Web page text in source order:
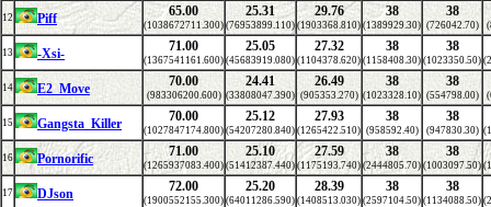
12 Piff 65.00
(1038672711.300)
25.31
(76953899.110)
29.76
(1903368.810)
38
(1389929.30)
38
(726042.70)
13 -Xsi- 71.00
(1367541161.600)
25.05
(45683919.080)
27.32
(1104378.620)
38
(1158408.30)
38
(1023350.50)
14 E2_Move 70.00
(983306200.600)
24.41
(33808047.390)
26.49
(905353.270)
38
(1023328.10)
38
(554798.00)
15 Gangsta_Killer 70.00
(1027847174.800)
25.12
(54207280.840)
27.93
(1265422.510)
38
(958592.40)
38
(947830.30)
16 Pornorific 71.00
(1265937083.400)
25.10
(51412387.440)
27.59
(1175193.740)
38
(2444805.70)
38
(1003097.50)
17 DJson 72.00
(1900552155.300)
25.20
(64011286.590)
28.39
(1408513.030)
38
(2597104.50)
38
(1134088.50)